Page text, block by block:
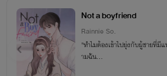
Not a boyfriend
Rainnie So.
"ทำไมต้องเข้าไปยุ่งกับผู้ชายที่มี
ามฉัน...